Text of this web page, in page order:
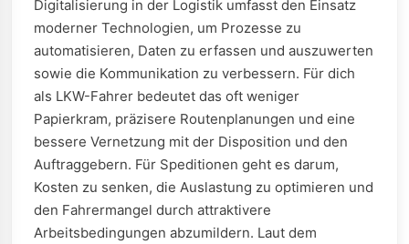
Digitalisierung in der Logistik umfasst den Einsatz
moderner Technologien, um Prozesse zu
automatisieren, Daten zu erfassen und auszuwerten
sowie die Kommunikation zu verbessern. Für dich
als LKW-Fahrer bedeutet das oft weniger
Papierkram, präzisere Routenplanungen und eine
bessere Vernetzung mit der Disposition und den
Auftraggebern. Für Speditionen geht es darum,
Kosten zu senken, die Auslastung zu optimieren und
den Fahrermangel durch attraktivere
Arbeitsbedingungen abzumildern. Laut dem